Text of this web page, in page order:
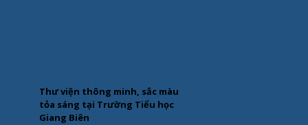
Thư viện thông minh, sắc màu
tỏa sáng tại Trường Tiểu học
Giang Biên